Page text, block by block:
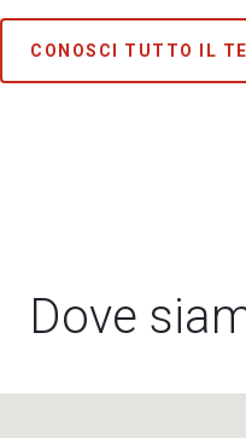
CONOSCI TUTTO IL
Dove